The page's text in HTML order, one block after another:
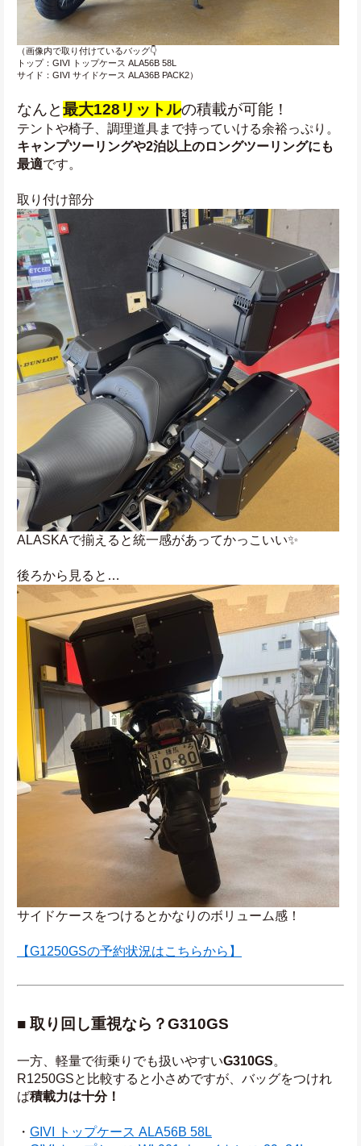
（画像内で取り付けているバッグ👇
トップ： GIVI トップケース ALA56B 58L
サイド： GIVI サイドケース ALA36B PACK2）
なんと最大128リットルの積載が可能！
テントや椅子、調理道具まで持っていける余裕っぷり。
キャンプツーリングや2泊以上のロングツーリングにも
最適です。
取り付け部分
ALASKAで揃えると統一感があってかっこいい✨
後ろから見ると…
サイドケースをつけるとかなりのボリューム感！
【G1250GSの予約状況はこちらから】
■ 取り回し重視なら？G310GS
一方、軽量で街乗りでも扱いやすいG310GS。
R1250GSと比較すると小さめですが、バッグをつけれ
ば積載力は十分！
・ GIVI トップケース ALA56B 58L